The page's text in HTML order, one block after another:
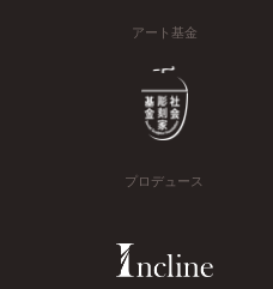
アート基金
プロデュース